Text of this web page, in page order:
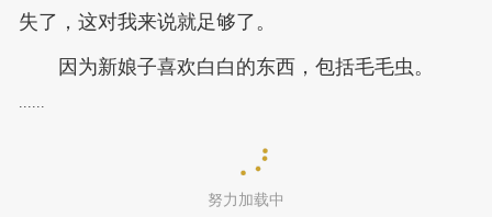
失了，这对我来说就足够了。
因为新娘子喜欢白白的东西，包括毛毛虫。
......
努力加载中